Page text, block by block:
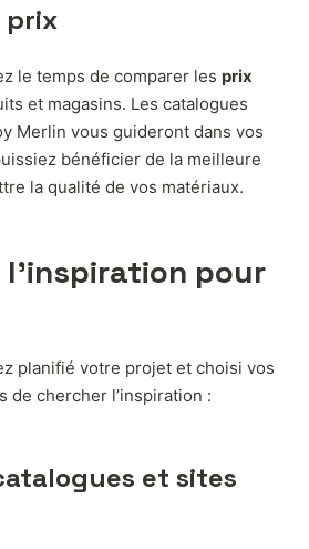
prix
le temps de comparer les prix
et magasins. Les catalogues
Merlin vous guideront dans vos
bénéficier de la meilleure
la qualité de vos matériaux.
l’inspiration pour
planifié votre projet et choisi vos
de chercher l’inspiration :
et sites